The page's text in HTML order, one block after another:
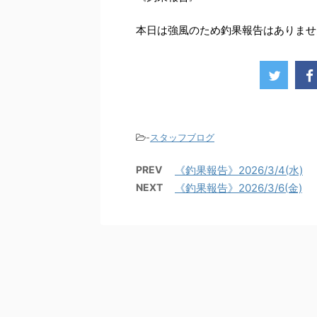
本日は強風のため釣果報告はありま
-スタッフブログ
PREV 《釣果報告》2026/3/4(水)
NEXT 《釣果報告》2026/3/6(金)